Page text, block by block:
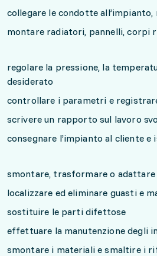
collegare le condotte
montare radiatori, pannelli,
regolare la pressione, la
desiderato
controllare i parametri e
scrivere un rapporto sul lavoro
consegnare l’impianto al cliente
smontare, trasformare o
localizzare ed eliminare guasti e
sostituire le parti difettose
effettuare la manutenzione degli
smontare i materiali e smaltire i